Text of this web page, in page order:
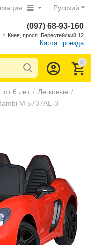
Русский
(097) 68-93-160
г. Киев, просп. Берестейский 12
Карта проезда
0
от 6 лет / Легковые /
M 5737AL-3